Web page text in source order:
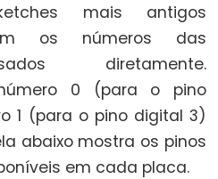
mais antigos
os números das
diretamente.
0 (para o pino
1 (para o pino digital 3)
abaixo mostra os pinos
em cada placa.